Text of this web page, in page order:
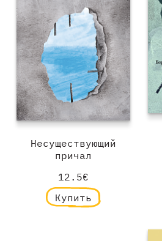
Несуществующий
причал
12.5€
Купить